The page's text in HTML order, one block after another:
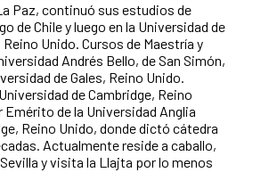
Paz, continuó sus estudios de
de Chile y luego en la Universidad de
Unido. Cursos de Maestría y
Andrés Bello, de San Simón,
de Gales, Reino Unido.
de Cambridge, Reino
de la Universidad Anglia
Reino Unido, donde dictó cátedra
Actualmente reside a caballo,
y visita la Llajta por lo menos